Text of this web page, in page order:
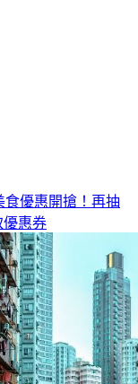
食優惠開搶！再抽
優惠券